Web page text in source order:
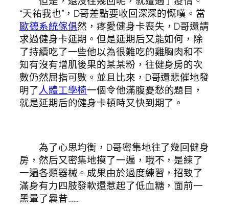
“天祐我也”，D哥差點要收回深深的慨嘆。當
歐德系統傢俱然，疼愛健身卡喪失，D哥還請
求過健身卡延期。但是延期后又能如何，除
了持續吃了一些他以為很難吃的雞胸肉和不
知有沒有增肌後果的某某粉，往健身房的次
數仍然屈指可數。並且比來，D哥還悲催地發
明了人體工學椅一個令他滿腹憂愁的題目，
就是延期后的健身卡頓時又快到期了。
為了心思均衡，D哥密集地往了幾回健身
房，然后又密集地摸了一遍，哦不，是練了
一遍各類器械。成果由於過度練習，招致了
滿身有力四肢發軟還惹起了低血糖，面前一
黑暈了曩昔……